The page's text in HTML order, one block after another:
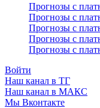
Прогнозы с
Прогнозы с
Прогнозы с
Прогнозы с
Прогнозы с
Войти
Наш канал в ТГ
Наш канал в МАКС
Мы Вконтакте